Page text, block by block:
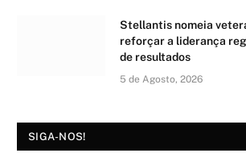
Stellantis nomeia
reforçar a liderança
de resultados
5 de Agosto, 2026
SIGA-NOS!